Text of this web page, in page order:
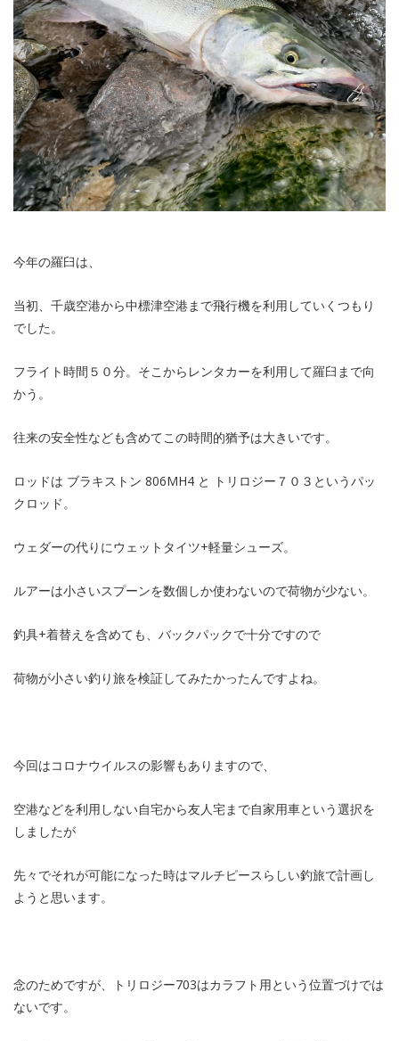
今年の羅臼は、
当初、千歳空港から中標津空港まで飛行機を利用していくつもり
でした。
フライト時間５０分。そこからレンタカーを利用して羅臼まで向
かう。
往来の安全性なども含めてこの時間的猶予は大きいです。
ロッドは ブラキストン 806MH4 と トリロジー７０３というパッ
クロッド。
ウェダーの代りにウェットタイツ+軽量シューズ。
ルアーは小さいスプーンを数個しか使わないので荷物が少ない。
釣具+着替えを含めても、バックパックで十分ですので
荷物が小さい釣り旅を検証してみたかったんですよね。
今回はコロナウイルスの影響もありますので、
空港などを利用しない自宅から友人宅まで自家用車という選択を
しましたが
先々でそれが可能になった時はマルチピースらしい釣旅で計画し
ようと思います。
念のためですが、トリロジー703はカラフト用という位置づけでは
ないです。